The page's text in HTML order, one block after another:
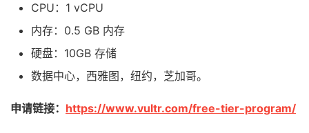
CPU：1 vCPU
内存：0.5 GB 内存
硬盘：10GB 存储
数据中心，西雅图，纽约，芝加哥。
申请链接： https://www.vultr.com/free-tier-program/